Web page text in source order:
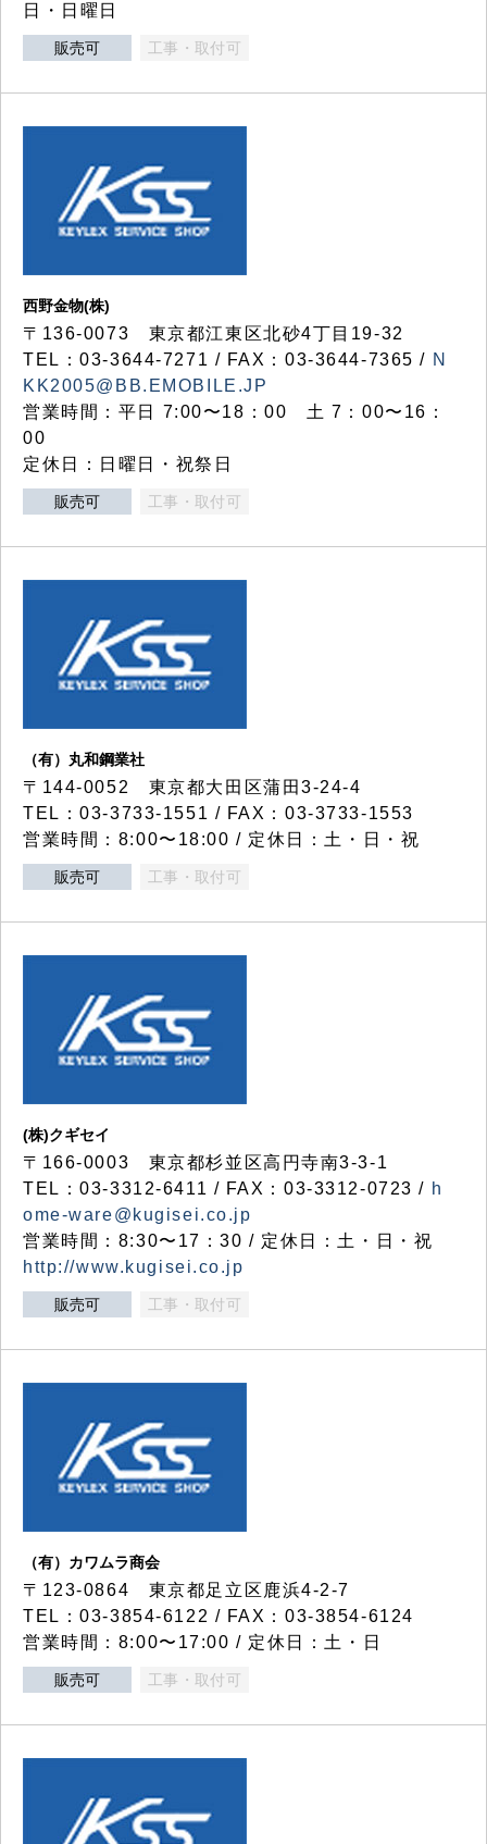
日・日曜日
販売可 工事・取付可
西野金物(株)
〒136-0073 東京都江東区北砂4丁目19-32
TEL：03‐3644‐7271 / FAX：03-3644-7365 / N
KK2005@BB.EMOBILE.JP
営業時間：平日 7:00〜18：00 土 7：00〜16：
00
定休日：日曜日・祝祭日
販売可 工事・取付可
（有）丸和鋼業社
〒144-0052 東京都大田区蒲田3-24-4
TEL：03-3733-1551 / FAX：03-3733-1553
営業時間：8:00〜18:00 / 定休日：土・日・祝
販売可 工事・取付可
(株)クギセイ
〒166-0003 東京都杉並区高円寺南3-3-1
TEL：03-3312-6411 / FAX：03-3312-0723 / h
ome-ware@kugisei.co.jp
営業時間：8:30〜17：30 / 定休日：土・日・祝
http://www.kugisei.co.jp
販売可 工事・取付可
（有）カワムラ商会
〒123-0864 東京都足立区鹿浜4-2-7
TEL：03-3854-6122 / FAX：03-3854-6124
営業時間：8:00〜17:00 / 定休日：土・日
販売可 工事・取付可